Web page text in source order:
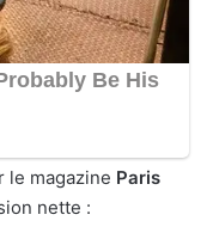
le magazine Paris
nette :